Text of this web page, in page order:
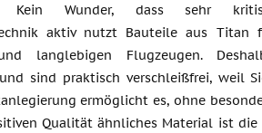
Kein Wunder, dass sehr
aktiv nutzt Bauteile aus Titan
langlebigen Flugzeugen.
sind praktisch verschleißfrei, weil
ermöglicht es, ohne
Qualität ähnliches Material ist die